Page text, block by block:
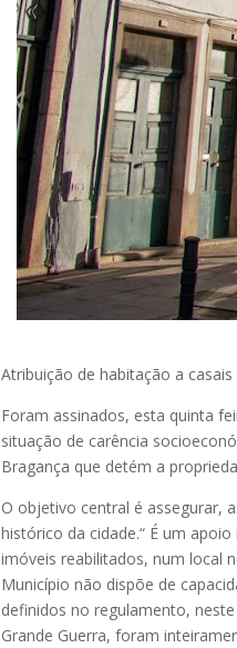
Atribuição de habitação a
Foram assinados, esta quinta
situação de carência
Bragança que detém a
O objetivo central é assegurar,
histórico da cidade.“ É um
imóveis reabilitados, num local
Município não dispõe de
definidos no regulamento,
Grande Guerra, foram